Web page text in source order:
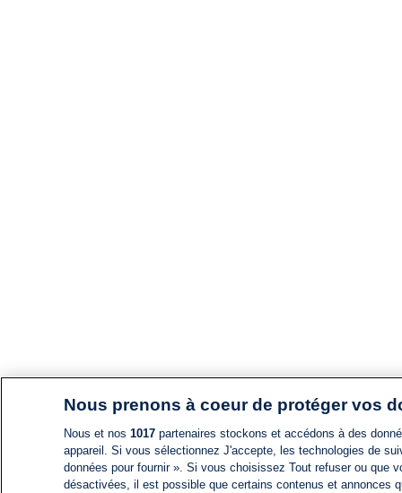
Nous prenons à coeur de protéger vos
Nous et nos 1017partenaires stockons et accédons à des
appareil. Si vous sélectionnez J'accepte, les technologies de
données pour fournir ». Si vous choisissez Tout refuser ou
désactivées, il est possible que certains contenus et annonces